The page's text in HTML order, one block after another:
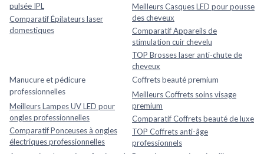
pulsée IPL
Comparatif Épilateurs laser
domestiques
Meilleurs Casques LED pour pousse
des cheveux
Comparatif Appareils de
stimulation cuir chevelu
TOP Brosses laser anti-chute de
cheveux
Manucure et pédicure
professionnelles
Meilleurs Lampes UV LED pour
ongles professionnelles
Comparatif Ponceuses à ongles
électriques professionnelles
Coffrets beauté premium
Meilleurs Coffrets soins visage
premium
Comparatif Coffrets beauté de luxe
TOP Coffrets anti-âge
professionnels